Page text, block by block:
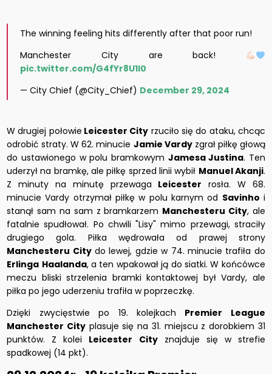
The winning feeling hits differently after that poor run!
Manchester City are back!
pic.twitter.com/G4fYr8U1l0
— City Chief (@City_Chief) December 29, 2024
W drugiej połowie Leicester City rzuciło się do ataku, chcąc
odrobić straty. W 62. minucie Jamie Vardyzgrał piłkę głową
do ustawionego w polu bramkowym Jamesa Justina. Ten
uderzył na bramkę, ale piłkę sprzed linii wybił Manuel Akanji.
Z minuty na minutę przewaga Leicester rosła. W 68.
minucie Vardy otrzymał piłkę w polu karnym od Savinho i
stanął sam na sam z bramkarzem Manchesteru City, ale
fatalnie spudłował. Po chwili "Lisy" mimo przewagi, straciły
drugiego gola. Piłka wędrowała od prawej strony
Manchesteru Citydo lewej, gdzie w 74. minucie trafiła do
Erlinga Haalanda, a ten wpakował ją do siatki. W końcówce
meczu bliski strzelenia bramki kontaktowej był Vardy, ale
piłka po jego uderzeniu trafiła w poprzeczkę.
Dzięki zwycięstwie po 19. kolejkach Premier League
Manchester Cityplasuje się na 31. miejscu z dorobkiem 31
punktów. Z kolei Leicester Cityznajduje się w strefie
spadkowej (14 pkt).